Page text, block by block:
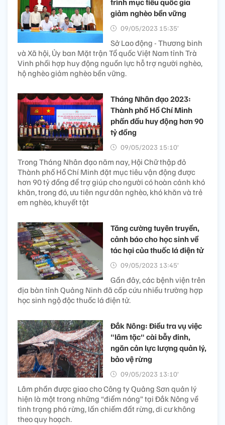
trình mục tiêu quốc gia
giảm nghèo bền vững
09/05/2023 15:35’
Sở Lao động - Thương binh
và Xã hội, Ủy ban Mặt trận Tổ quốc Việt Nam tỉnh Trà
Vinh phối hợp huy động nguồn lực hỗ trợ người nghèo,
hộ nghèo giảm nghèo bền vững.
Tháng Nhân đạo 2023:
Thành phố Hồ Chí Minh
phấn đấu huy động hơn 90
tỷ đồng
09/05/2023 15:10’
Trong Tháng Nhân đạo năm nay, Hội Chữ thập đỏ
Thành phố Hồ Chí Minh đặt mục tiêu vận động được
hơn 90 tỷ đồng để trợ giúp cho người có hoàn cảnh khó
khăn, trong đó, ưu tiên ngư dân nghèo, khó khăn và trẻ
em nghèo, khuyết tật
Tăng cường tuyên truyền,
cảnh báo cho học sinh về
tác hại của thuốc lá điện tử
09/05/2023 13:45’
Gần đây, các bệnh viện trên
địa bàn tỉnh Quảng Ninh đã cấp cứu nhiều trường hợp
học sinh ngộ độc thuốc lá điện tử.
Đắk Nông: Điều tra vụ việc
"lâm tặc" cài bẫy đinh,
ngăn cản lực lượng quản lý,
bảo vệ rừng
09/05/2023 13:10’
Lâm phần được giao cho Công ty Quảng Sơn quản lý
hiện là một trong những “điểm nóng” tại Đắk Nông về
tình trạng phá rừng, lấn chiếm đất rừng, di cư không
theo quy hoạch.